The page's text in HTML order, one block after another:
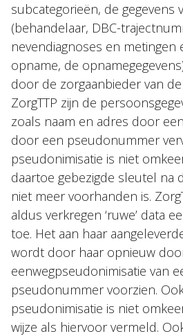
subcategorieën, de gegevens
(behandelaar, DBC-
nevendiagnoses en metingen
opname, de
door de zorgaanbieder van
ZorgTTP zijn de
zoals naam en adres door
door een pseudonummer
pseudonimisatie is niet
daartoe gebezigde sleutel na
niet meer voorhanden is.
aldus verkregen ‘ruwe’ data
toe. Het aan haar
wordt door haar opnieuw
eenwegpseudonimisatie van
pseudonummer voorzien.
pseudonimisatie is niet
wijze als hiervoor vermeld.